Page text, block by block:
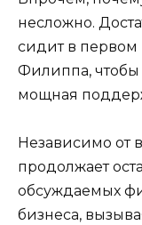
несложно.
сидит в первом
Филиппа, чтобы
мощная
Независимо от
продолжает
обсуждаемых
бизнеса,